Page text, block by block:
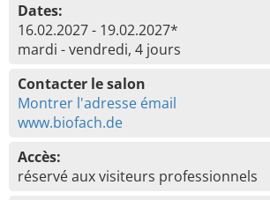
Dates:
16.02.2027 - 19.02.2027*
mardi - vendredi, 4 jours
Contacter le salon
Montrer l'adresse émail
www.biofach.de
Accès:
réservé aux visiteurs professionnels